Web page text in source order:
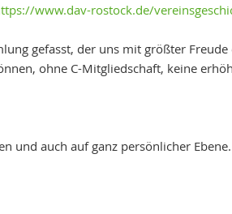
www.dav-rostock.de/
gefasst, der uns mit größter
ohne C-Mitgliedschaft, keine
und auch auf ganz persönlicher